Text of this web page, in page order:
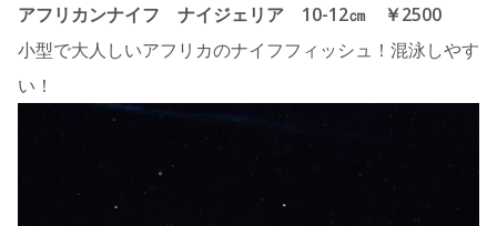
アフリカンナイフ ナイジェリア 10-12㎝ ￥2500
小型で大人しいアフリカのナイフフィッシュ！混泳しやす
い！